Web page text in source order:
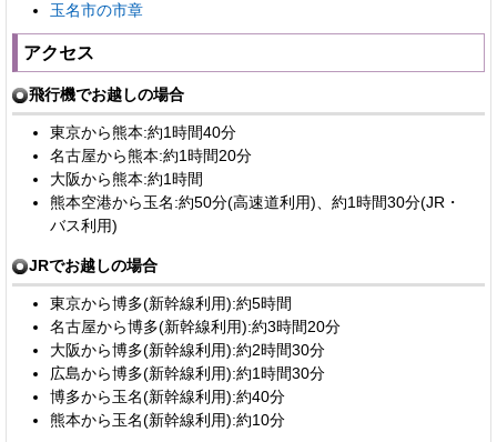
玉名市の市章
アクセス
飛行機でお越しの場合
東京から熊本:約1時間40分
名古屋から熊本:約1時間20分
大阪から熊本:約1時間
熊本空港から玉名:約50分(高速道利用)、約1時間30分(JR・
バス利用)
JRでお越しの場合
東京から博多(新幹線利用):約5時間
名古屋から博多(新幹線利用):約3時間20分
大阪から博多(新幹線利用):約2時間30分
広島から博多(新幹線利用):約1時間30分
博多から玉名(新幹線利用):約40分
熊本から玉名(新幹線利用):約10分